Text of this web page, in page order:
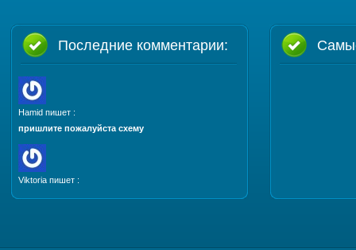
Последние комментарии:
Hamid пишет :
пришлите пожалуйста схему
Viktoria пишет :
Добрый день. Пришлите, пожалуйста мастер класс